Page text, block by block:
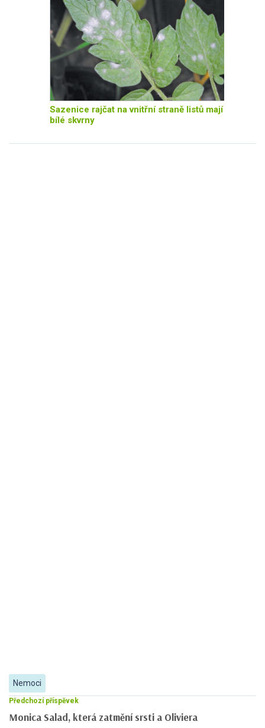
Sazenice rajčat na vnitřní straně listů mají
bílé skvrny
Nemoci
Předchozí příspěvek
Monica Salad, která zatmění srsti a Oliviera